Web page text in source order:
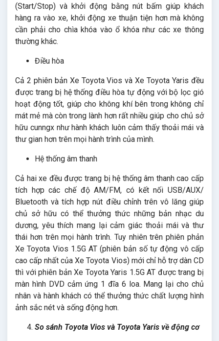
(Start/Stop) và khởi động bằng nút bấm giúp khách
hàng ra vào xe, khởi động xe thuận tiện hơn mà không
cần phải cho chìa khóa vào ổ khóa như các xe thông
thường khác.
Điều hòa
Cả 2 phiên bản Xe Toyota Vios và Xe Toyota Yaris đều
được trang bị hệ thống điều hòa tự động với bộ lọc gió
hoạt động tốt, giúp cho không khí bên trong không chỉ
mát mẻ mà còn trong lành hơn rất nhiều giúp cho chủ sở
hữu cunngx như hành khách luôn cảm thấy thoải mái và
thư gian hơn trên mọi hành trình của mình.
Hệ thống âm thanh
Cả hai xe đều được trang bị hệ thống âm thanh cao cấp
tích hợp các chế độ AM/FM, có kết nối USB/AUX/
Bluetooth và tích hợp nút điều chỉnh trên vô lăng giúp
chủ sở hữu có thể thưởng thức những bản nhạc du
dương, yêu thích mang lại cảm giác thoải mái và thư
thái hơn trên mọi hành trình. Tuy nhiên trên phiên phản
Xe Toyota Vios 1.5G AT (phiên bản số tự động vô cấp
cao cấp nhất của Xe Toyota Vios) mới chỉ hỗ trợ dàn CD
thì với phiên bản Xe Toyota Yaris 1.5G AT được trang bị
màn hình DVD cảm ứng 1 đĩa 6 loa. Mang lại cho chủ
nhân và hành khách có thể thưởng thức chất lượng hình
ảnh sắc nét và sống động hơn.
So sánh Toyota Vios và Toyota Yaris về động cơ